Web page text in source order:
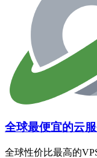
全球最便宜的云
全球性价比最高的